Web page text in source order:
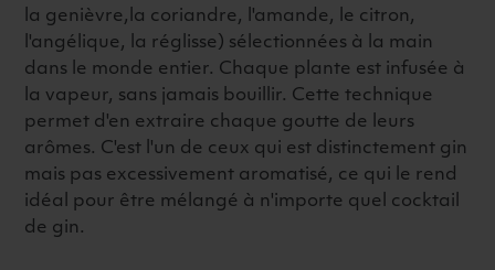
la genièvre,la coriandre, l'amande, le citron,
l'angélique, la réglisse) sélectionnées à la main
dans le monde entier. Chaque plante est infusée à
la vapeur, sans jamais bouillir. Cette technique
permet d'en extraire chaque goutte de leurs
arômes. C'est l'un de ceux qui est distinctement gin
mais pas excessivement aromatisé, ce qui le rend
idéal pour être mélangé à n'importe quel cocktail
de gin.